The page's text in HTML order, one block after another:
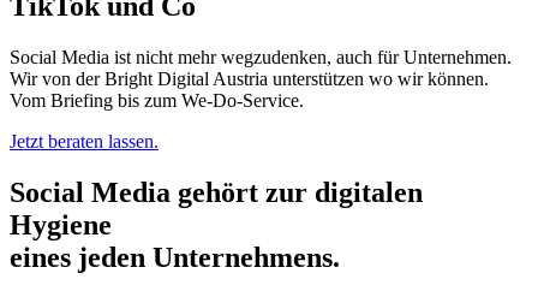
Social Media ist nicht mehr wegzudenken, auch für Unternehmen.
Wir von der Bright Digital Austria unterstützen wo wir können.
Vom Briefing bis zum We-Do-Service.
Jetzt beraten lassen.
Social Media gehört zur digitalen
Hygiene
eines jeden Unternehmens.